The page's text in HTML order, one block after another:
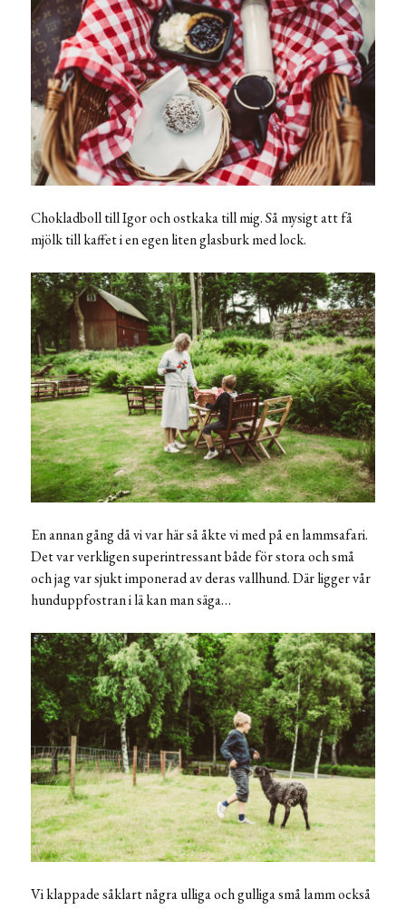
Chokladboll till Igor och ostkaka till mig. Så mysigt att få
mjölk till kaffet i en egen liten glasburk med lock.
En annan gång då vi var här så åkte vi med på en lammsafari.
Det var verkligen superintressant både för stora och små
och jag var sjukt imponerad av deras vallhund. Där ligger vår
hunduppfostran i lä kan man säga…
Vi klappade såklart några ulliga och gulliga små lamm också